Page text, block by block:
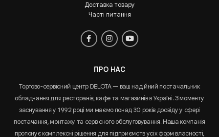
Доставка товару
Часті питання
ПРО НАС
Торгово-сервісний центр DELOTA — ваш надійний постачальник
обладнання для ресторанів, кафе та магазинів в Україні. З моменту
заснування у 1992 році ми маємо понад 30 років досвіду у сфері
постачання, монтажу та сервісного обслуговування. Наша компанія
пропонує комплексні рішення для підприємств усіх форм власності,